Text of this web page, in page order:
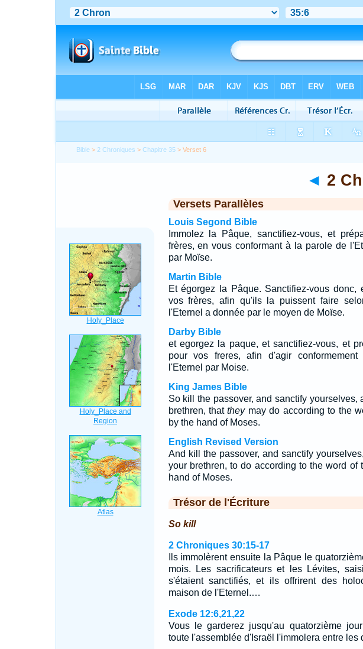
Bible > 2 Chroniques >Chapitre 35 > Verset 6
◄ 2
Versets Parallèles
Louis Segond Bible
Immolez la Pâque, sanctifiez-vous, et
frères, en vous conformant à la parole de
par Moïse.
Martin Bible
Et égorgez la Pâque. Sanctifiez-vous donc,
vos frères, afin qu'ils la puissent faire
l'Eternel a donnée par le moyen de Moïse.
Darby Bible
et egorgez la paque, et sanctifiez-vous, et
pour vos freres, afin d'agir
l'Eternel par Moise.
King James Bible
So kill the passover, and sanctify yourselves,
brethren, thattheymay do according to the
by the hand of Moses.
English Revised Version
And kill the passover, and sanctify
your brethren, to do according to the word of
hand of Moses.
Trésor de l'Écriture
So kill
2 Chroniques 30:15-17
Ils immolèrent ensuite la Pâque le
mois. Les sacrificateurs et les Lévites,
s'étaient sanctifiés, et ils offrirent des
maison de l'Eternel.…
Exode 12:6,21,22
Vous le garderez jusqu'au quatorzième
toute l'assemblée d'Israël l'immolera entre